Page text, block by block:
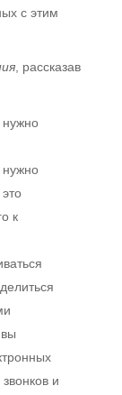
с этим
, рассказав
нужно
к
и